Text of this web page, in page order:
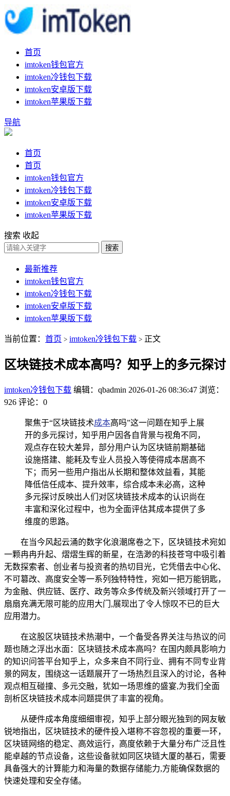
首页
imtoken钱包官方
imtoken冷钱包下载
imtoken安卓版下载
imtoken苹果版下载
导航
首页
首页
imtoken钱包官方
imtoken冷钱包下载
imtoken安卓版下载
imtoken苹果版下载
搜索 收起
搜索
最新推荐
imtoken钱包官方
imtoken冷钱包下载
imtoken安卓版下载
imtoken苹果版下载
当前位置： 首页 > imtoken冷钱包下载 > 正文
区块链技术成本高吗？知乎上的多元探讨
imtoken冷钱包下载 编辑：qbadmin 2026-01-26 08:36:47 浏览：
926 评论：0
聚焦于“区块链技术成本高吗”这一问题在知乎上展
开的多元探讨，知乎用户因各自背景与视角不同，
观点存在较大差异，部分用户认为区块链前期基础
设施搭建、能耗及专业人员投入等使得成本居高不
下；而另一些用户指出从长期和整体效益看，其能
降低信任成本、提升效率，综合成本未必高，这种
多元探讨反映出人们对区块链技术成本的认识尚在
丰富和深化过程中，也为全面评估其成本提供了多
维度的思路。
在当今风起云涌的数字化浪潮席卷之下，区块链技术宛如
一颗冉冉升起、熠熠生辉的新星，在浩渺的科技苍穹中吸引着
无数探索者、创业者与投资者的热切目光，它凭借去中心化、
不可篡改、高度安全等一系列独特特性，宛如一把万能钥匙，
为金融、供应链、医疗、政务等众多传统及新兴领域打开了一
扇扇充满无限可能的应用大门,展现出了令人惊叹不已的巨大
应用潜力。
在这股区块链技术热潮中，一个备受各界关注与热议的问
题也随之浮出水面：区块链技术成本高吗？在国内颇具影响力
的知识问答平台知乎上，众多来自不同行业、拥有不同专业背
景的网友，围绕这一话题展开了一场热烈且深入的讨论，各种
观点相互碰撞、多元交融，犹如一场思维的盛宴,为我们全面
剖析区块链技术成本问题提供了丰富的视角。
从硬件成本角度细细审视，知乎上部分眼光独到的网友敏
锐地指出，区块链技术的硬件投入堪称不容忽视的重要一环，
区块链网络的稳定、高效运行，高度依赖于大量分布广泛且性
能卓越的节点设备，这些设备就如同区块链大厦的基石，需要
具备强大的计算能力和海量的数据存储能力,方能确保数据的
快速处理和安全存储。